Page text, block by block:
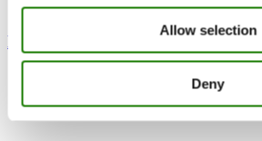
Allow selection
Deny
Nexo 120 Gas